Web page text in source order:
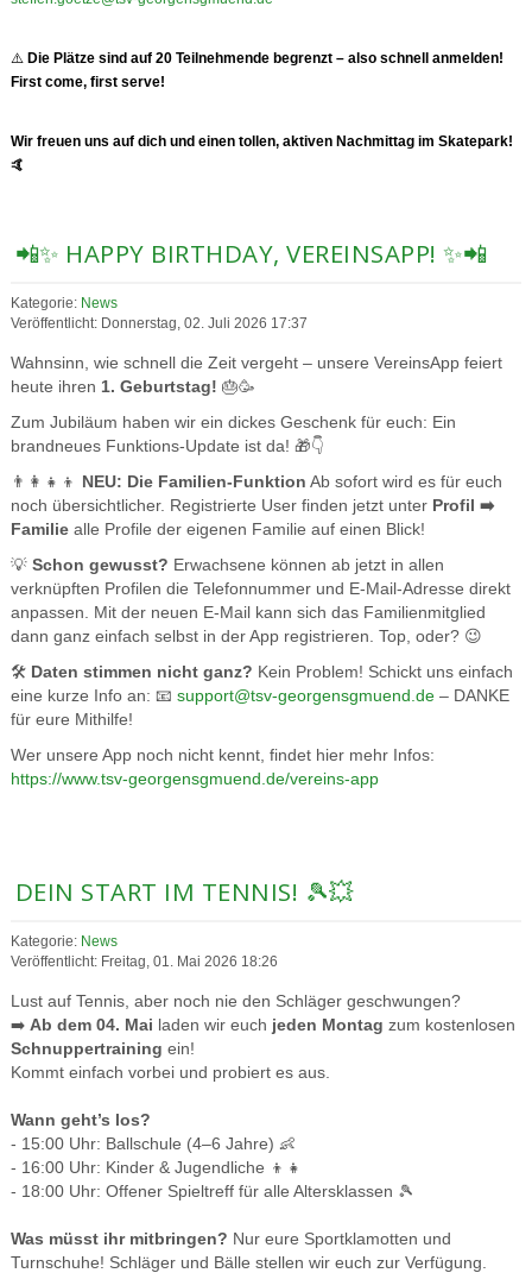
⚠️ Die Plätze sind auf 20 Teilnehmende begrenzt – also schnell anmelden!
First come, first serve!
Wir freuen uns auf dich und einen tollen, aktiven Nachmittag im Skatepark!
🤙
📲✨ HAPPY BIRTHDAY, VEREINSAPP! ✨📲
Kategorie: News
Veröffentlicht: Donnerstag, 02. Juli 2026 17:37
Wahnsinn, wie schnell die Zeit vergeht – unsere VereinsApp feiert
heute ihren 1. Geburtstag! 🎂🥳
Zum Jubiläum haben wir ein dickes Geschenk für euch: Ein
brandneues Funktions-Update ist da! 🎁👇
👨‍👩‍👧‍👦 NEU: Die Familien-Funktion Ab sofort wird es für euch
noch übersichtlicher. Registrierte User finden jetzt unter Profil ➡️
Familiealle Profile der eigenen Familie auf einen Blick!
💡 Schon gewusst? Erwachsene können ab jetzt in allen
verknüpften Profilen die Telefonnummer und E-Mail-Adresse direkt
anpassen. Mit der neuen E-Mail kann sich das Familienmitglied
dann ganz einfach selbst in der App registrieren. Top, oder? 😉
🛠️ Daten stimmen nicht ganz? Kein Problem! Schickt uns einfach
eine kurze Info an: 📧 support@tsv-georgensgmuend.de– DANKE
für eure Mithilfe!
Wer unsere App noch nicht kennt, findet hier mehr Infos:
https://www.tsv-georgensgmuend.de/vereins-app
DEIN START IM TENNIS! 🎾💥
Kategorie: News
Veröffentlicht: Freitag, 01. Mai 2026 18:26
Lust auf Tennis, aber noch nie den Schläger geschwungen?
➡️ Ab dem 04. Mai laden wir euch jeden Montag zum kostenlosen
Schnuppertraining ein!
Kommt einfach vorbei und probiert es aus.
Wann geht’s los?
- 15:00 Uhr: Ballschule (4–6 Jahre) 👶
- 16:00 Uhr: Kinder & Jugendliche 👦👧
- 18:00 Uhr: Offener Spieltreff für alle Altersklassen 🎾
Was müsst ihr mitbringen? Nur eure Sportklamotten und
Turnschuhe! Schläger und Bälle stellen wir euch zur Verfügung.